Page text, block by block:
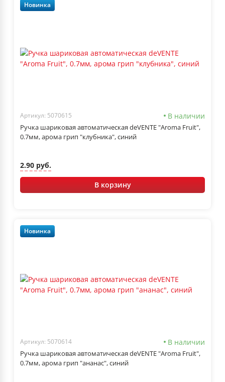
Новинка
Артикул: 5070615 В наличии
Ручка шариковая автоматическая deVENTE "Aroma Fruit",
0.7мм, арома грип "клубника", синий
2.90 руб.
В корзину
Новинка
Артикул: 5070614 В наличии
Ручка шариковая автоматическая deVENTE "Aroma Fruit",
0.7мм, арома грип "ананас", синий